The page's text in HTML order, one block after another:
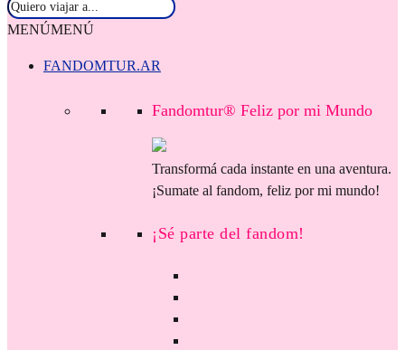
MENÚMENÚ
FANDOMTUR.AR
Fandomtur® Feliz por mi Mundo
Transformá cada instante en una aventura.
¡Sumate al fandom, feliz por mi mundo!
¡Sé parte del fandom!